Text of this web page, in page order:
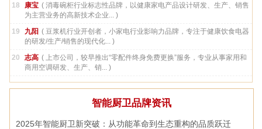
18
康宝 ( 消毒碗柜行业标志性品牌，以健康家电产品设计研发、生产、销售
为主营业务的高新技术企业... )
19
九阳 ( 豆浆机行业开创者，小家电行业影响力品牌，专注于健康饮食电器
的研发/生产/销售的现代化... )
20
志高 ( 上市公司，较早推出“零配件终身免费更换”服务，专业从事家用和
商用空调研发、生产、销... )
智能厨卫品牌资讯
2025年智能厨卫新突破：从功能革命到生态重构的品质跃迁